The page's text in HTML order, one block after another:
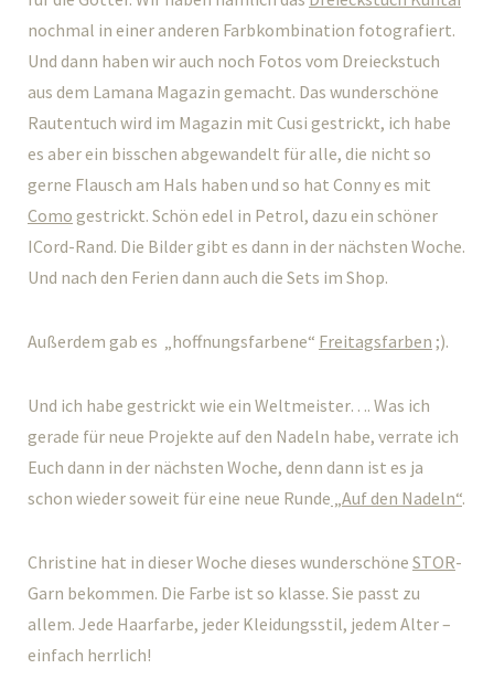
nochmal in einer anderen Farbkombination fotografiert.
Und dann haben wir auch noch Fotos vom Dreieckstuch
aus dem Lamana Magazin gemacht. Das wunderschöne
Rautentuch wird im Magazin mit Cusi gestrickt, ich habe
es aber ein bisschen abgewandelt für alle, die nicht so
gerne Flausch am Hals haben und so hat Conny es mit
Como gestrickt. Schön edel in Petrol, dazu ein schöner
ICord-Rand. Die Bilder gibt es dann in der nächsten Woche.
Und nach den Ferien dann auch die Sets im Shop.
Außerdem gab es „hoffnungsfarbene“ Freitagsfarben ;).
Und ich habe gestrickt wie ein Weltmeister…. Was ich
gerade für neue Projekte auf den Nadeln habe, verrate ich
Euch dann in der nächsten Woche, denn dann ist es ja
schon wieder soweit für eine neue Runde „Auf den Nadeln“.
Christine hat in dieser Woche dieses wunderschöne STOR-
Garn bekommen. Die Farbe ist so klasse. Sie passt zu
allem. Jede Haarfarbe, jeder Kleidungsstil, jedem Alter –
einfach herrlich!